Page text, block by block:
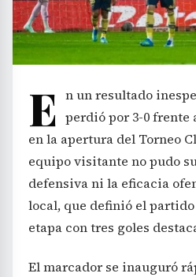
E n un resultado
perdió por 3-0 frente
en la apertura del Torneo
equipo visitante no pudo
defensiva ni la eficacia
local, que definió el
etapa con tres goles
El marcador se inauguró